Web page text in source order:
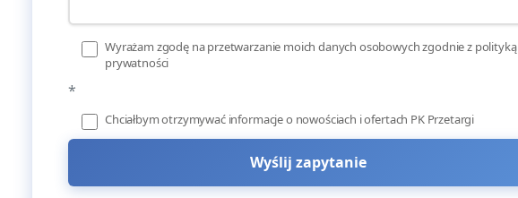
Wyrażam zgodę na przetwarzanie moich danych osobowych zgodnie z polityką
prywatności
*
Chciałbym otrzymywać informacje o nowościach i ofertach PK Przetargi